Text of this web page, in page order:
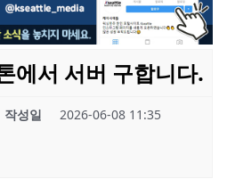
에서 서버 구합니다.
작성일 2026-06-08 11:35